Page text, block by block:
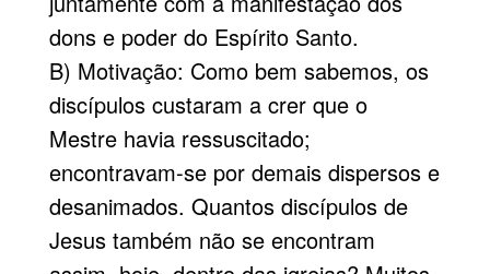
dons e poder do Espírito Santo.
B) Motivação: Como bem sabemos, os
discípulos custaram a crer que o
Mestre havia ressuscitado;
encontravam-se por demais dispersos e
desanimados. Quantos discípulos de
Jesus também não se encontram